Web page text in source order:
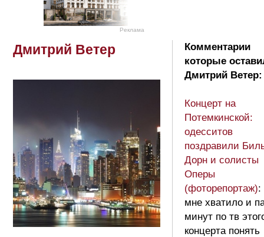
Реклама
Дмитрий Ветер
Комментарии
которые
Дмитрий Ветер:
Концерт на
Потемкинской:
одесситов
поздравили
Дорн и солисты
Оперы
(фоторепортаж):
мне хватило и
минут по тв
концерта понять